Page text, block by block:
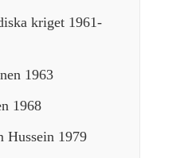
kriget 1961-
1963
1968
Hussein 1979